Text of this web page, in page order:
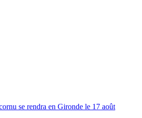
se rendra en Gironde le 17 août